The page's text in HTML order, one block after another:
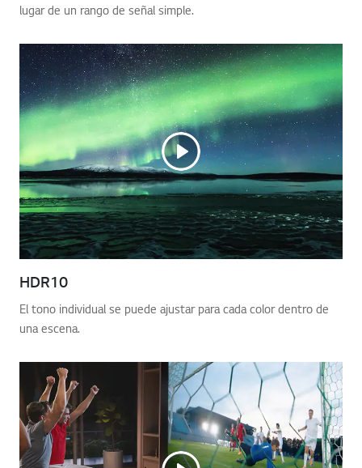
lugar de un rango de señal simple.
HDR10
El tono individual se puede ajustar para cada color dentro de
una escena.